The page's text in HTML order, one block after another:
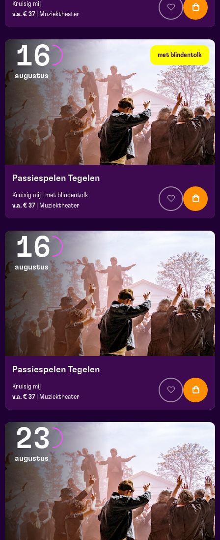
Kruisig mij
v.a. € 37
Muziektheater
met blindentolk
16
augustus
Passiespelen Tegelen
Kruisig mij | met blindentolk
v.a. € 37
Muziektheater
16
augustus
Passiespelen Tegelen
Kruisig mij
v.a. € 37
Muziektheater
23
augustus